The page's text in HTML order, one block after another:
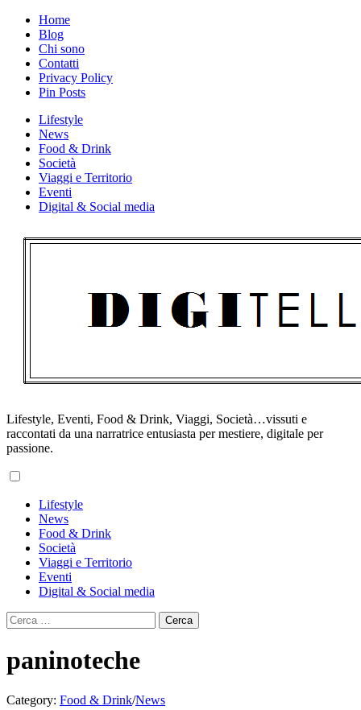
Skip
content
Home
Blog
Chi sono
Contatti
Privacy Policy
Pin Posts
Lifestyle
News
Food & Drink
Società
Viaggi e Territorio
Eventi
Digital & Social media
Lifestyle, Eventi, Food & Drink, Viaggi, Società…vissuti e
raccontati da una narratrice entusiasta per mestiere, digitale per
passione.
Menu
Lifestyle
News
Food & Drink
Società
Viaggi e Territorio
Eventi
Digital & Social media
Ricerca
per:
paninoteche
Category: Food & Drink/News